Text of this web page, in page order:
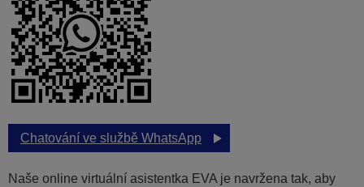
Chatování ve službě WhatsApp
Naše online virtuální asistentka EVA je navržena tak, aby